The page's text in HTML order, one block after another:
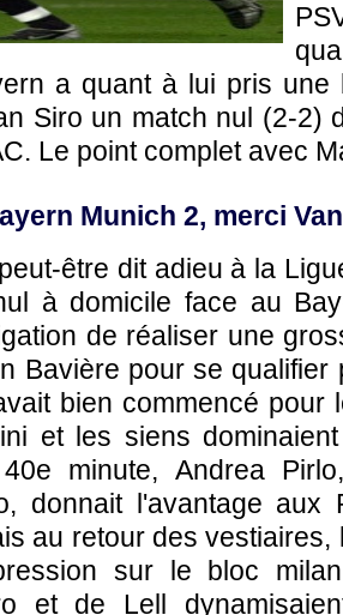
a quant à lui pris une
Siro un match nul (2-2)
Le point complet avec
Munich 2, merci
être dit adieu à la
à domicile face au
de réaliser une
Bavière pour se qualifier
bien commencé pour
et les siens
minute, Andrea
donnait l'avantage aux
au retour des
sur le bloc
et de Lell